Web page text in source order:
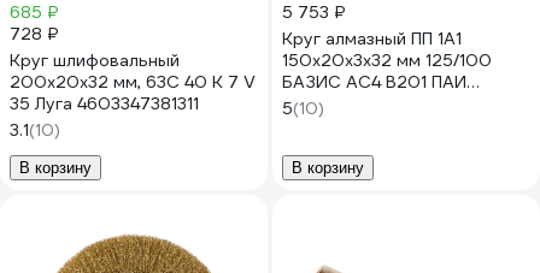
685 ₽
728 ₽
Круг шлифовальный
200х20х32 мм, 63С 40 K 7 V
35 Луга 4603347381311
3.1(10)
В корзину
5 753 ₽
Круг алмазный ПП 1А1
150х20х3х32 мм 125/100
БАЗИС АС4 В201 ПАИ
4820235010638
5(10)
В корзину